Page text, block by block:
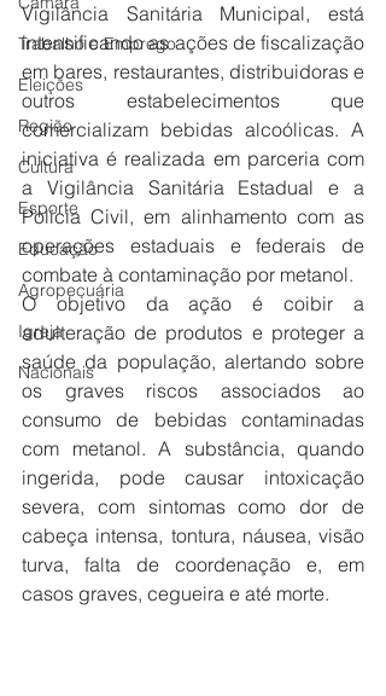
Trabalho e Emprego
Eleições
Região
Cultura
Esporte
Educação
Agropecuária
Igreja
Nacionais
Vigilância Sanitária Municipal, está
intensificando as ações de fiscalização
em bares, restaurantes, distribuidoras e
outros estabelecimentos que
comercializam bebidas alcoólicas. A
iniciativa é realizada em parceria com
a Vigilância Sanitária Estadual e a
Polícia Civil, em alinhamento com as
operações estaduais e federais de
combate à contaminação por metanol.
O objetivo da ação é coibir a
adulteração de produtos e proteger a
saúde da população, alertando sobre
os graves riscos associados ao
consumo de bebidas contaminadas
com metanol. A substância, quando
ingerida, pode causar intoxicação
severa, com sintomas como dor de
cabeça intensa, tontura, náusea, visão
turva, falta de coordenação e, em
casos graves, cegueira e até morte.